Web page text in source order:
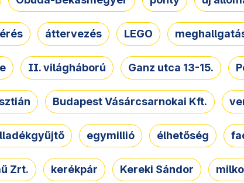
áttervezés LEGO
II. világháború Ganz utca 13-15.
Budapest Vásárcsarnokai Kft.
egymillió élhetőség
Zrt. kerékpár Kereki Sándor